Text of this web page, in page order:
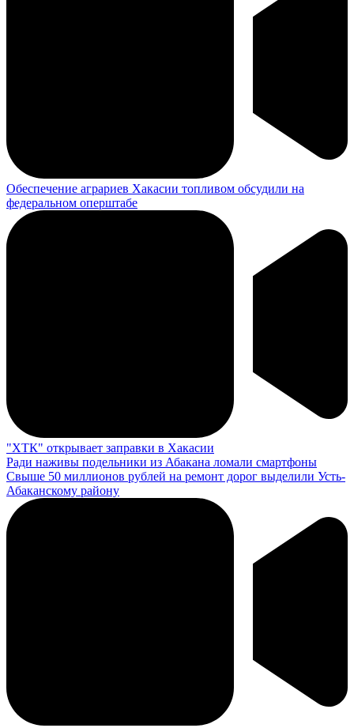
Обеспечение аграриев Хакасии топливом обсудили на
федеральном оперштабе
"ХТК" открывает заправки в Хакасии
Ради наживы подельники из Абакана ломали смартфоны
Свыше 50 миллионов рублей на ремонт дорог выделили Усть-
Абаканскому району